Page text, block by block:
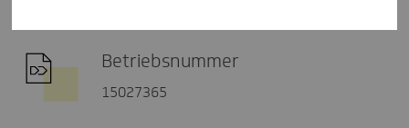
Betriebsnummer
15027365